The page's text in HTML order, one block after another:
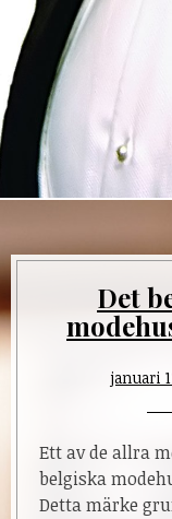
Det
januari
Ett av de allra
belgiska
Detta märke